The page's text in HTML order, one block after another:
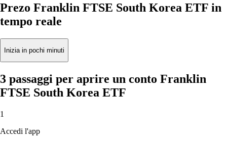
Prezo Franklin FTSE South Korea ETF in
tempo reale
Inizia in pochi minuti
3 passaggi per aprire un conto Franklin
FTSE South Korea ETF
1
Accedi l'app